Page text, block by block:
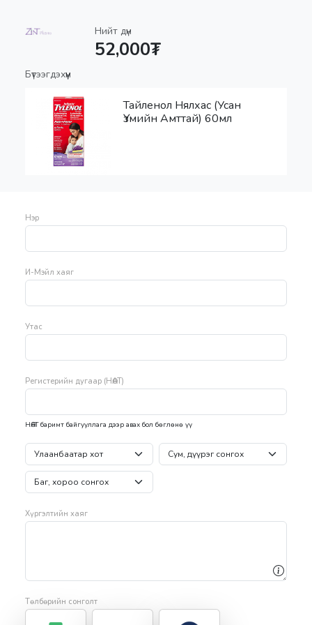
Нийт дүн
52,000₮
Бүтээгдэхүүн
Тайленол Нялхас (Усан
Үзмийн Амттай) 60мл
Нэр
И-Мэйл хаяг
Утас
Регистерийн дугаар (НӨАТ)
НӨАТ баримт байгууллага дээр авах бол бөглөнө үү
Хүргэлтийн хаяг
Төлбөрийн сонголт